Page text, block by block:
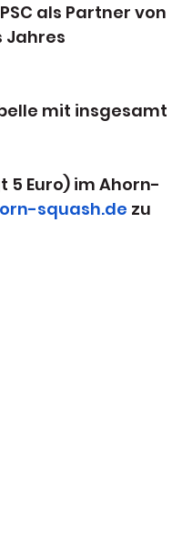
als Partner von
Jahres
mit insgesamt
5 Euro) im Ahorn-
squash.de zu